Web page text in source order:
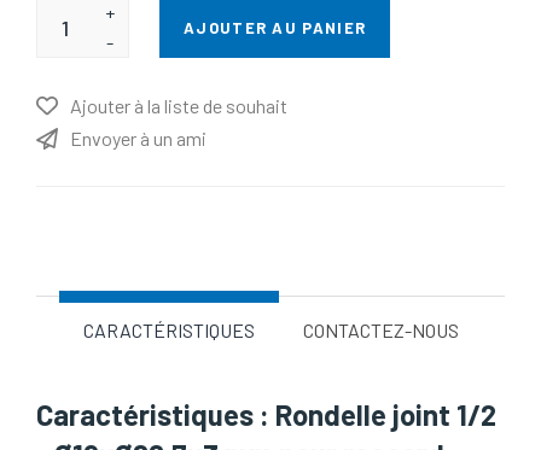
+
-
AJOUTER AU PANIER
Ajouter à la liste de souhait
Envoyer à un ami
CARACTÉRISTIQUES CONTACTEZ-NOUS
Caractéristiques : Rondelle joint 1/2